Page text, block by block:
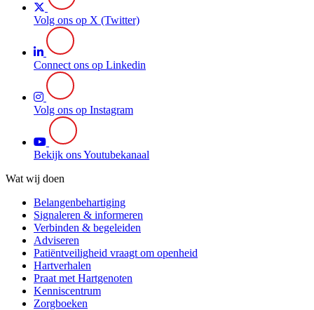
Volg ons op X (Twitter)
Connect ons op Linkedin
Volg ons op Instagram
Bekijk ons Youtubekanaal
Wat wij doen
Belangenbehartiging
Signaleren & informeren
Verbinden & begeleiden
Adviseren
Patiëntveiligheid vraagt om openheid
Hartverhalen
Praat met Hartgenoten
Kenniscentrum
Zorgboeken